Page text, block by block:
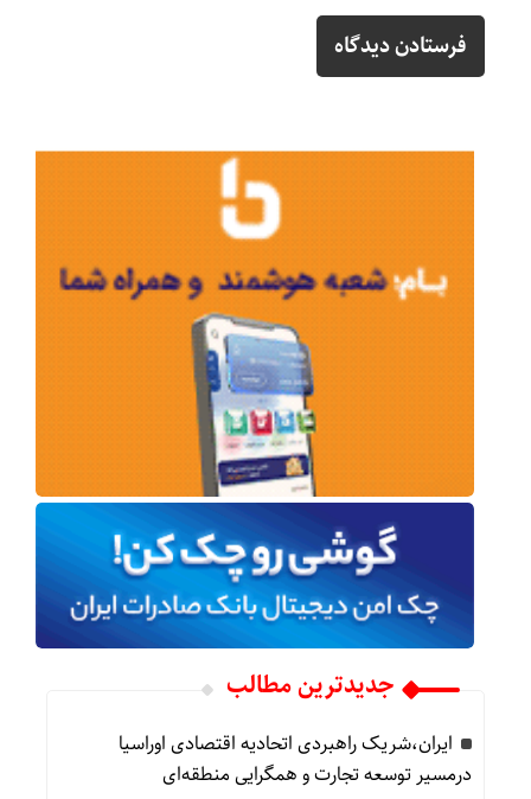
جدیدترین مطالب
ایران،شریک راهبردی اتحادیه اقتصادی اوراسیا
درمسیر توسعه تجارت و همگرایی منطقه‌ای